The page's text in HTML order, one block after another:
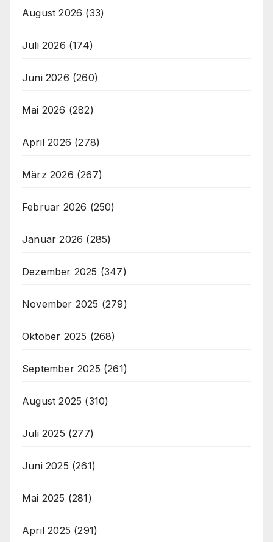
August 2026 (33)
Juli 2026 (174)
Juni 2026 (260)
Mai 2026 (282)
April 2026 (278)
März 2026 (267)
Februar 2026 (250)
Januar 2026 (285)
Dezember 2025 (347)
November 2025 (279)
Oktober 2025 (268)
September 2025 (261)
August 2025 (310)
Juli 2025 (277)
Juni 2025 (261)
Mai 2025 (281)
April 2025 (291)